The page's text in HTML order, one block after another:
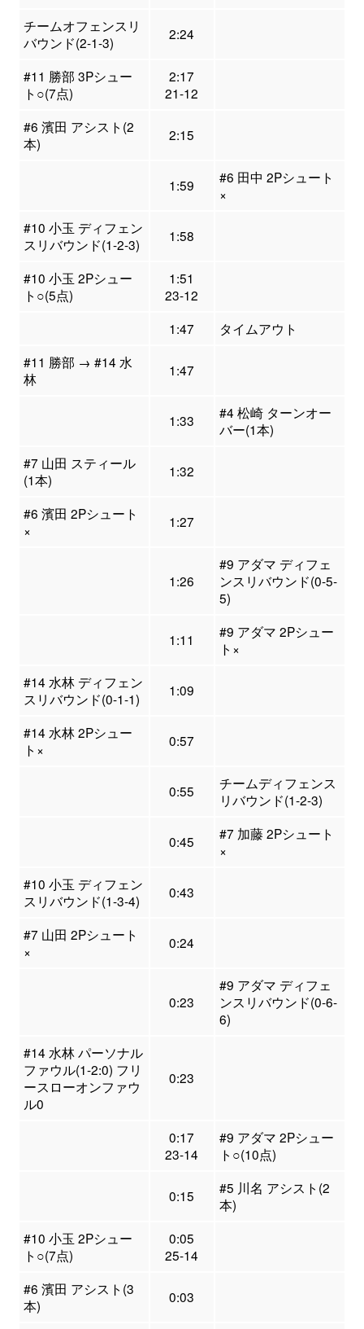
チームオフェンスリ
バウンド(2-1-3)
2:24
#11 勝部 3Pシュー
ト○(7点)
2:17
21-12
#6 濱田 アシスト(2
本)
2:15
1:59
#6 田中 2Pシュート
×
#10 小玉 ディフェン
スリバウンド(1-2-3)
1:58
#10 小玉 2Pシュー
ト○(5点)
1:51
23-12
1:47
タイムアウト
#11 勝部 → #14 水
林
1:47
1:33
#4 松崎 ターンオー
バー(1本)
#7 山田 スティール
(1本)
1:32
#6 濱田 2Pシュート
×
1:27
1:26
#9 アダマ ディフェ
ンスリバウンド(0-5-
5)
1:11
#9 アダマ 2Pシュー
ト×
#14 水林 ディフェン
スリバウンド(0-1-1)
1:09
#14 水林 2Pシュー
ト×
0:57
0:55
チームディフェンス
リバウンド(1-2-3)
0:45
#7 加藤 2Pシュート
×
#10 小玉 ディフェン
スリバウンド(1-3-4)
0:43
#7 山田 2Pシュート
×
0:24
0:23
#9 アダマ ディフェ
ンスリバウンド(0-6-
6)
#14 水林 パーソナル
ファウル(1-2:0) フリ
ースローオンファウ
ル0
0:23
0:17
23-14
#9 アダマ 2Pシュー
ト○(10点)
0:15
#5 川名 アシスト(2
本)
#10 小玉 2Pシュー
ト○(7点)
0:05
25-14
#6 濱田 アシスト(3
本)
0:03